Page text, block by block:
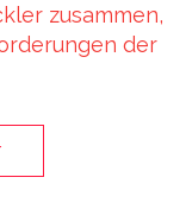
zusammen,
der